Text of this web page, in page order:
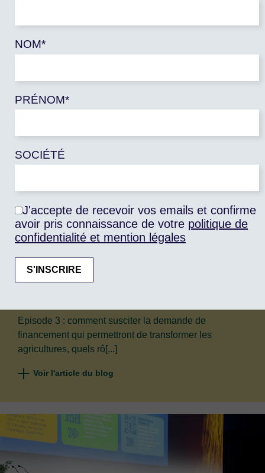
CONFÉRENCE INTERNATIONALE
Transitions agricoles : quelles conditions
pour le déploiement des financements ?
Episode 3 : comment susciter la demande de
financement qui permettront de transformer les
agricultures, quels rô[...]
Voir l'article du blog
NOM*
PRÉNOM*
SOCIÉTÉ
J'accepte de recevoir vos emails et confirme
avoir pris connaissance de votre politique de
confidentialité et mention légales